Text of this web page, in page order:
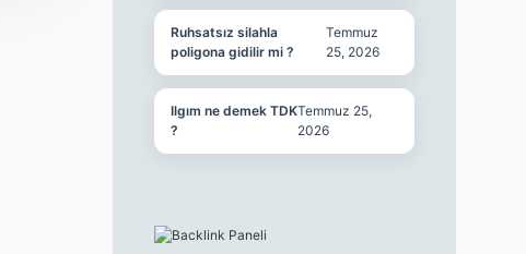
Ruhsatsız silahla
poligona gidilir mi ?
Temmuz
25, 2026
Ilgım ne demek TDK
?
Temmuz 25,
2026